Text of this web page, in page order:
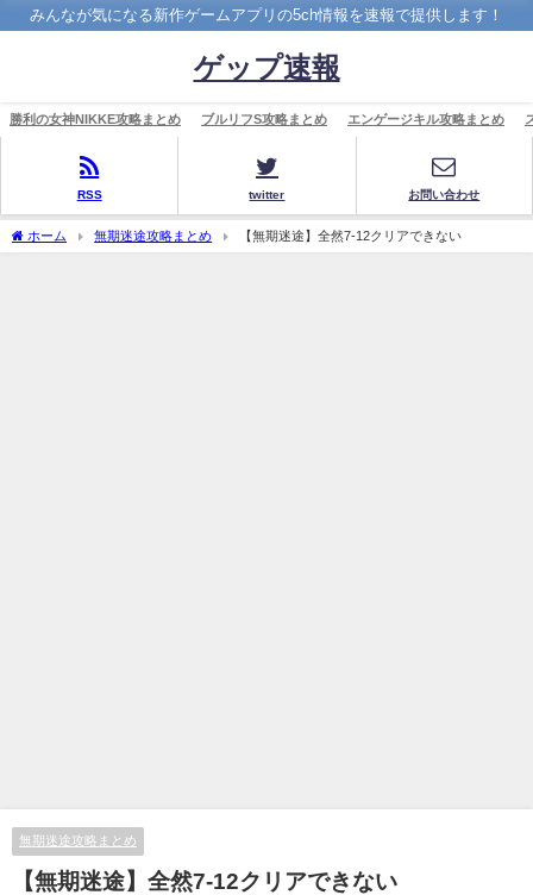
みんなが気になる新作ゲームアプリの5ch情報を速報で提供します！
ゲップ速報
勝利の女神NIKKE攻略まとめ ブルリフS攻略まとめ エンゲージキル攻略まとめ
RSS twitter お問い合わせ
ホーム 無期迷途攻略まとめ 【無期迷途】全然7-12クリアできない
無期迷途攻略まとめ
【無期迷途】全然7-12クリアできない